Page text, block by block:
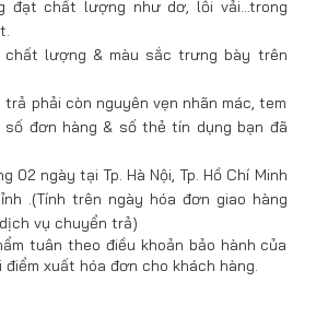
đạt chất lượng như dơ, lỗi vải…trong
chất lượng & màu sắc trưng bày trên
phải còn nguyên vẹn nhãn mác, tem
số đơn hàng & số thẻ tín dụng bạn đã
02 ngày tại Tp. Hà Nội, Tp. Hồ Chí Minh
.(Tính trên ngày hóa đơn giao hàng
vụ chuyển trả)
tuân theo điều khoản bảo hành của
xuất hóa đơn cho khách hàng.